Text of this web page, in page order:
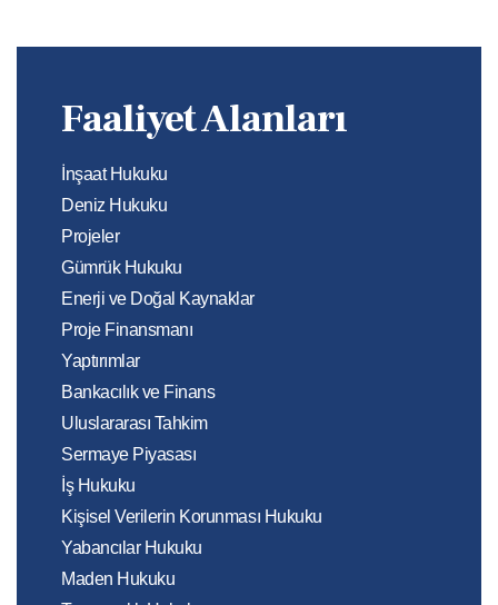
Faaliyet Alanları
İnşaat Hukuku
Deniz Hukuku
Projeler
Gümrük Hukuku
Enerji ve Doğal Kaynaklar
Proje Finansmanı
Yaptırımlar
Bankacılık ve Finans
Uluslararası Tahkim
Sermaye Piyasası
İş Hukuku
Kişisel Verilerin Korunması Hukuku
Yabancılar Hukuku
Maden Hukuku